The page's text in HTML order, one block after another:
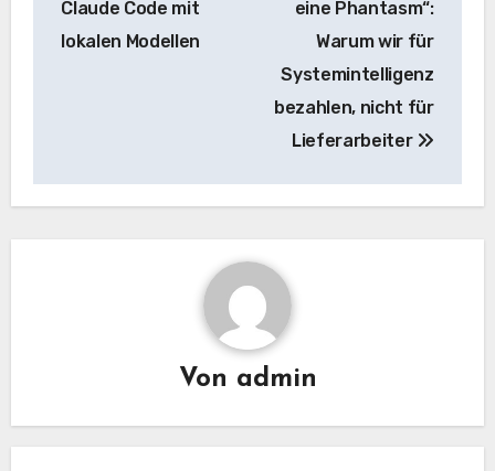
Claude Code mit
lokalen Modellen
eine Phantasm“:
Warum wir für
Systemintelligenz
bezahlen, nicht für
Lieferarbeiter
Von admin